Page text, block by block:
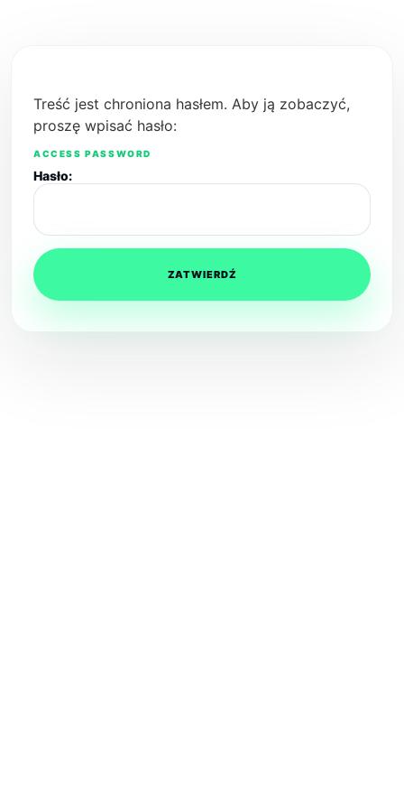
Treść jest chroniona hasłem. Aby ją zobaczyć,
proszę wpisać hasło:
Hasło: